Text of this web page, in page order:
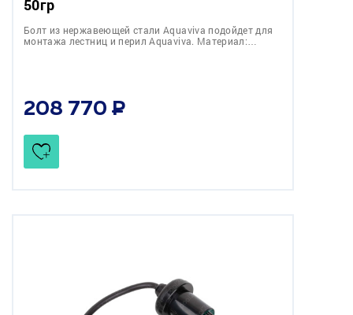
50гр
Болт из нержавеющей стали Aquaviva подойдет для
монтажа лестниц и перил Aquaviva. Материал:…
208 770